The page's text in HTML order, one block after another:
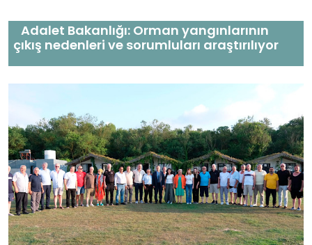
Adalet Bakanlığı: Orman yangınlarının
çıkış nedenleri ve sorumluları araştırılıyor